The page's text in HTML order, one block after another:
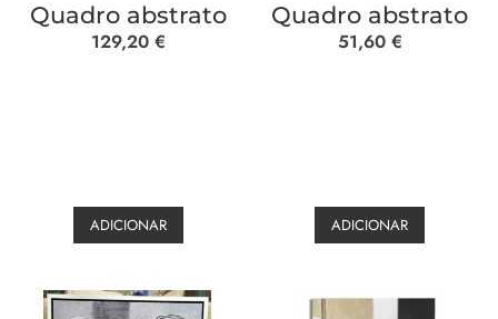
Quadro abstrato
129,20 €
ADICIONAR
Quadro abstrato
51,60 €
ADICIONAR